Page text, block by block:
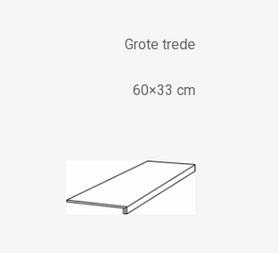
Grote trede
60×33 cm